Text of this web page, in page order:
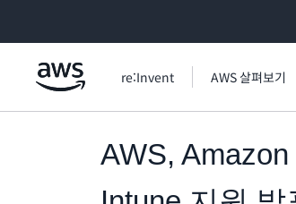
re:Invent AWS 살펴보기
AWS,